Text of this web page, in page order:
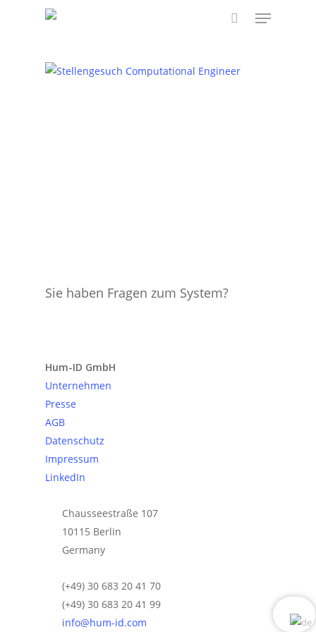
Menu
Sie haben Fragen zum System?
Hum-ID GmbH
Unternehmen
Presse
AGB
Datenschutz
Impressum
LinkedIn
Chausseestraße 107
10115 Berlin
Germany
(+49) 30 683 20 41 70
(+49) 30 683 20 41 99
info@hum-id.com